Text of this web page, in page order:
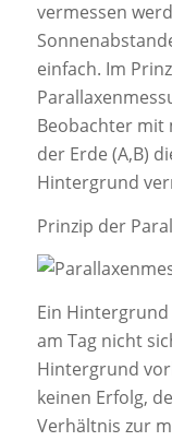
vermessen
einfach. Im
Beobachter mit
der Erde (A,B)
Hintergrund
Prinzip der
Ein Hintergrund
am Tag nicht
Hintergrund
keinen Erfolg,
Verhältnis zur